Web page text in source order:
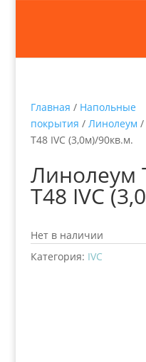
Главная / Напольные
покрытия / Линолеум /
Т48 IVC (3,0м)/90кв.м.
Линолеум
Т48 IVC
Нет в наличии
Категория: IVC